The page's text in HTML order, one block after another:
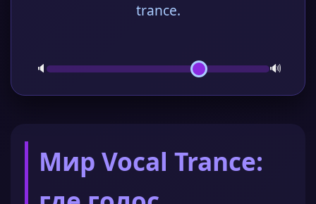
trance.
🔈 🔊
Мир Vocal Trance: